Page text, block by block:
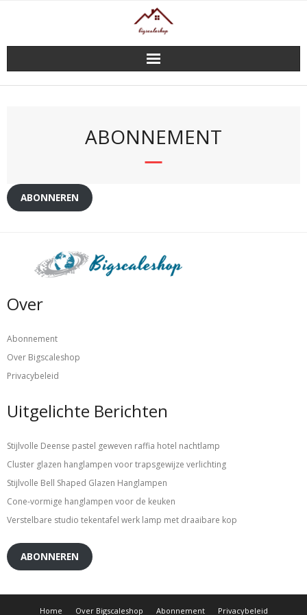
ABONNEMENT
ABONNEREN
Over
Abonnement
Over Bigscaleshop
Privacybeleid
Uitgelichte Berichten
Stijlvolle Deense pastel geweven raffia hotel nachtlamp
Cluster glazen hanglampen voor trapsgewijze verlichting
Stijlvolle Bell Shaped Glazen Hanglampen
Cone-vormige hanglampen voor de keuken
Verstelbare studio tekentafel werk lamp met draaibare kop
ABONNEREN
Home Over Bigscaleshop Abonnement Privacybeleid